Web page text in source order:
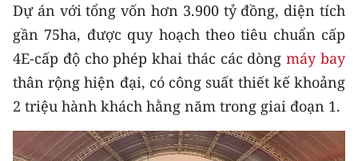
TRI THỨC CHUYÊN SÂU
54 DÂN TỘC VIỆT NAM
CHƯƠNG TRÌNH OCOP - MỖI XÃ
MỘT SẢN PHẨM
Dự án với tổng vốn hơn 3.900 tỷ đồng, diện tích
gần 75ha, được quy hoạch theo tiêu chuẩn cấp
4E-cấp độ cho phép khai thác các dòngmáy bay
thân rộng hiện đại, có công suất thiết kế khoảng
2 triệu hành khách hằng năm trong giai đoạn 1.